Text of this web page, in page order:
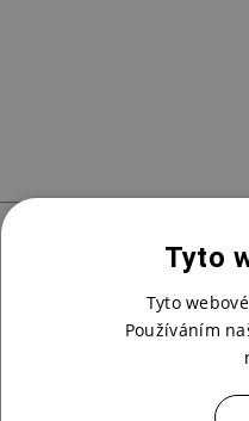
Tyto
Tyto
Používáním